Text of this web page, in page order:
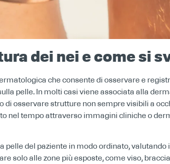
dei nei e come si
che consente di osservare e
pelle. In molti casi viene associata alla
osservare strutture non sempre visibili a
nel tempo attraverso immagini cliniche o
pelle del paziente in modo ordinato, valutando
solo alle zone più esposte, come viso,